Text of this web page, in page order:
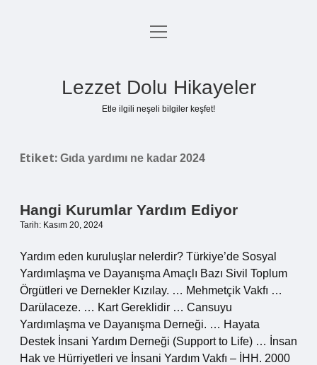
Anasayfa
menüyü
Lezzet Dolu Hikayeler
Etle ilgili neşeli bilgiler keşfet!
Etiket: Gıda yardımı ne kadar 2024
Hangi Kurumlar Yardım Ediyor
Tarih: Kasım 20, 2024
Yardım eden kuruluşlar nelerdir? Türkiye’de Sosyal
Yardımlaşma ve Dayanışma Amaçlı Bazı Sivil Toplum
Örgütleri ve Dernekler Kızılay. … Mehmetçik Vakfı …
Darülaceze. … Kart Gereklidir … Cansuyu
Yardımlaşma ve Dayanışma Derneği. … Hayata
Destek İnsani Yardım Derneği (Support to Life) … İnsan
Hak ve Hürriyetleri ve İnsani Yardım Vakfı – İHH. 2000